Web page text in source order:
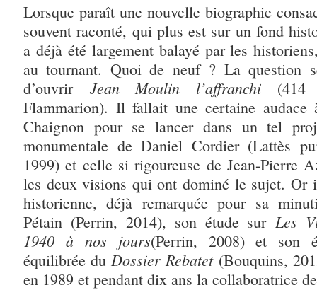
Lorsque paraît une nouvelle biographie
souvent raconté, qui plus est sur un fond
a déjà été largement balayé par les
au tournant. Quoi de neuf ? La question
d’ouvrir Jean Moulin l’affranchi
Flammarion). Il fallait une certaine audace
Chaignon pour se lancer dans un tel
monumentale de Daniel Cordier (Lattès
1999) et celle si rigoureuse de Jean-Pierre
les deux visions qui ont dominé le sujet. Or
historienne, déjà remarquée pour sa
Pétain (Perrin, 2014), son étude surLes
1940 à nos jours(Perrin, 2008) et son
équilibrée du Dossier Rebatet (Bouquins,
en 1989 et pendant dix ans la collaboratrice